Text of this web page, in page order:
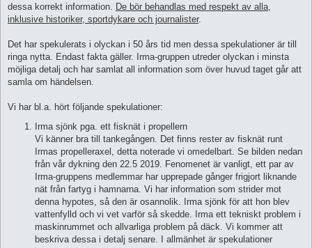
dessa korrekt information. De bör behandlas med respekt av alla,
inklusive historiker, sportdykare och journalister.
Det har spekulerats i olyckan i 50 års tid men dessa spekulationer är till
ringa nytta. Endast fakta gäller. Irma-gruppen utreder olyckan i minsta
möjliga detalj och har samlat all information som över huvud taget går att
samla om händelsen.
Vi har bl.a. hört följande spekulationer:
Irma sjönk pga. ett fisknät i propellern
Vi känner bra till tankegången. Det finns rester av fisknät runt
Irmas propelleraxel, detta noterade vi omedelbart. Se bilden nedan
från vår dykning den 22.5 2019. Fenomenet är vanligt, ett par av
Irma-gruppens medlemmar har upprepade gånger frigjort liknande
nät från fartyg i hamnarna. Vi har information som strider mot
denna hypotes, så den är osannolik. Irma sjönk för att hon blev
vattenfylld och vi vet varför så skedde. Irma ett tekniskt problem i
maskinrummet och allvarliga problem på däck. Vi kommer att
beskriva dessa i detalj senare. I allmänhet är spekulationer